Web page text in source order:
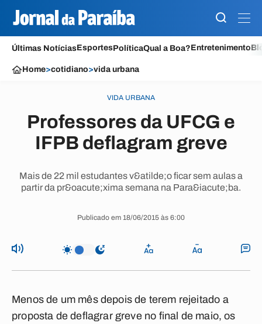
Últimas NotíciasEsportesPolíticaQual a Boa?Entretenimento
Home>cotidiano>vida urbana
VIDA URBANA
Professores da UFCG e
IFPB deflagram greve
Mais de 22 mil estudantes v&atilde;o ficar sem aulas a
partir da pr&oacute;xima semana na Para&iacute;ba.
Publicado em 18/06/2015 às 6:00
Menos de um mês depois de terem rejeitado a
proposta de deflagrar greve no final de maio, os